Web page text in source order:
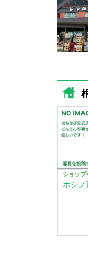
ショップ
ホシノ